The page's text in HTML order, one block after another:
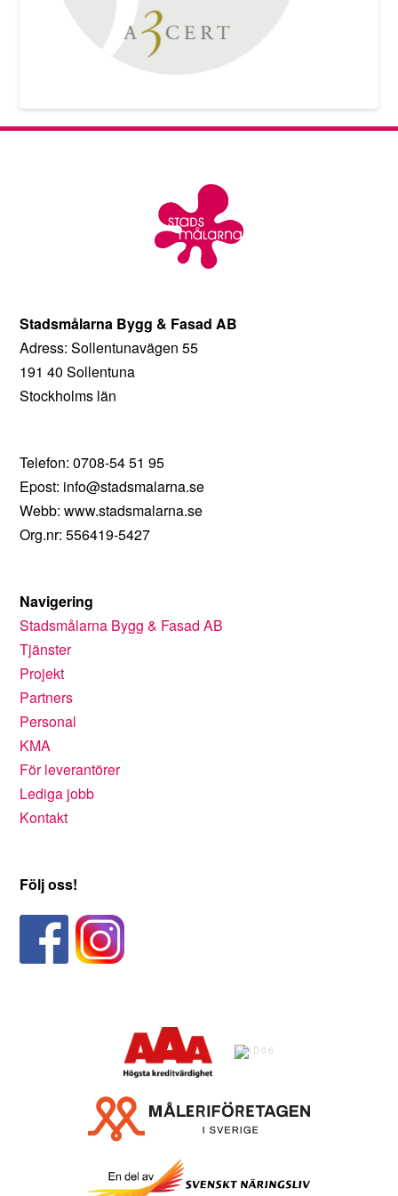
Stadsmålarna Bygg & Fasad AB
Adress: Sollentunavägen 55
191 40 Sollentuna
Stockholms län
Telefon: 0708-54 51 95
Epost: info@stadsmalarna.se
Webb: www.stadsmalarna.se
Org.nr: 556419-5427
Navigering
Stadsmålarna Bygg & Fasad AB
Tjänster
Projekt
Partners
Personal
KMA
För leverantörer
Lediga jobb
Kontakt
Följ oss!